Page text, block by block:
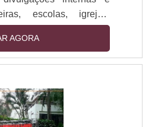
escolas, igrejas,
portes. Impressos em
bastões e cordão.
resolução. Sendo
internas e externas.
impactante, fácil
prazo ágil, acabamento
AGORA